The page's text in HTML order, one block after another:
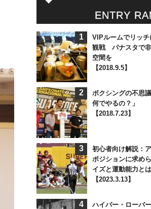
ENTRY
1
VIPルームでリッ
観戦 パナスタで
空間を
【2018.9.5】
2
ボクシングの不思
何でやるの？」
【2018.7.23】
3
初心者向け解説：
ポジションに求め
イズと運動能力とは
【2023.3.13】
4
ハイバー・ローバ